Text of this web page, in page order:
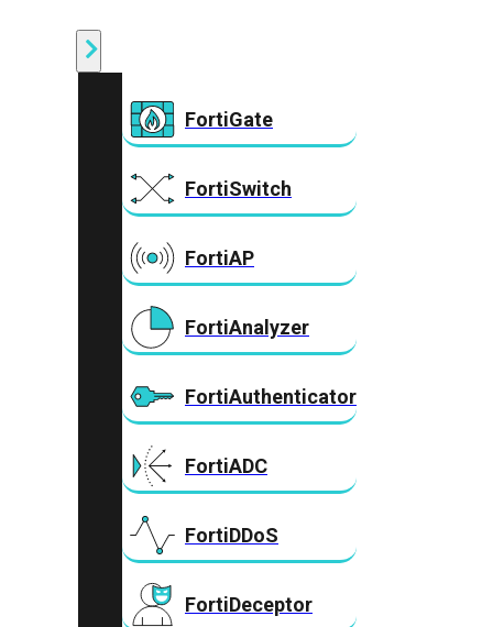
FortiGate
FortiSwitch
FortiAP
FortiAnalyzer
FortiAuthenticator
FortiADC
FortiDDoS
FortiDeceptor